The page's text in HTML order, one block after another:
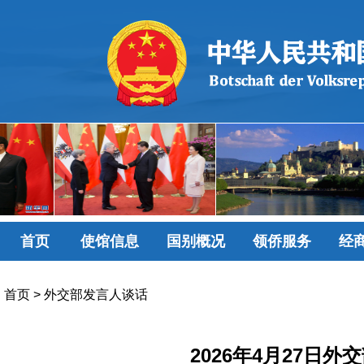
首页 使馆信息 国别概况 领侨服务 经
首页 > 外交部发言人谈话
2026年4月27日外